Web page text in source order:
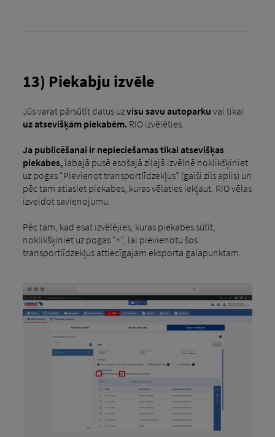
13) Piekabju izvēle
Jūs varat pārsūtīt datus uzvisu savu autoparku vai tikai
uz atsevišķām piekabēm.RIO izvēlēties.
Ja publicēšanai ir nepieciešamas tikai atsevišķas
piekabes,labajā pusē esošajā zilajā izvēlnē noklikšķiniet
uz pogas “Pievienot transportlīdzekļus” (gaiši zils aplis) un
pēc tam atlasiet piekabes, kuras vēlaties iekļaut. RIO vēlas
izveidot savienojumu.
Pēc tam, kad esat izvēlējies, kuras piekabes sūtīt,
noklikšķiniet uz pogas "+", lai pievienotu šos
transportlīdzekļus attiecīgajam eksporta galapunktam.